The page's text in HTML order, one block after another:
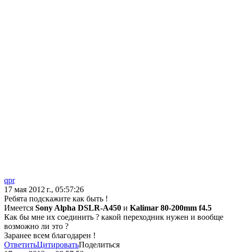
qpr
17 мая 2012 г., 05:57:26
Ребята подскажите как быть !
Имеется Sony Alpha DSLR-A450 и Kalimar 80-200mm f4.5
Как бы мне их соединить ? какой переходник нужен и вообще
возможно ли это ?
Заранее всем благодарен !
ОтветитьЦитироватьПоделиться